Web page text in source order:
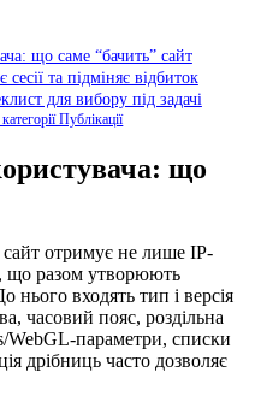
що саме “бачить” сайт
та підміняє відбиток
для вибору під задачі
Публікації
що
сайт отримує не лише IP-
що разом утворюють
входять тип і версія
часовий пояс, роздільна
WebGL-параметри, списки
дрібниць часто дозволяє